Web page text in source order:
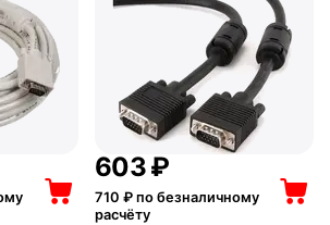
‍603‍₽
710 ₽ по безналичному
расчёту